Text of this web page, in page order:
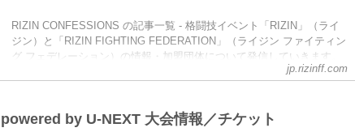
RIZIN CONFESSIONS の記事一覧 - 格闘技イベント「RIZIN」（ライ
ジン）と「RIZIN FIGHTING FEDERATION」（ライジン ファイティン
グ フェデレーション）の情報・加盟団体について発信していきます。
jp.rizinff.com
by U-NEXT 大会情報／チケット